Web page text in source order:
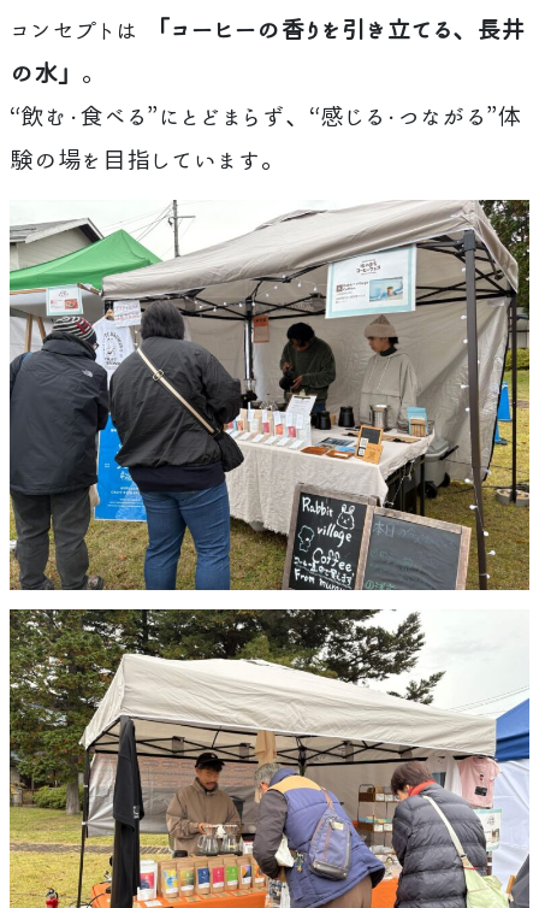
コンセプトは
「コーヒーの香りを引き立てる、長井
の水」 。
“飲む・食べる”にとどまらず、“感じる・つながる”体
験の場を目指しています。